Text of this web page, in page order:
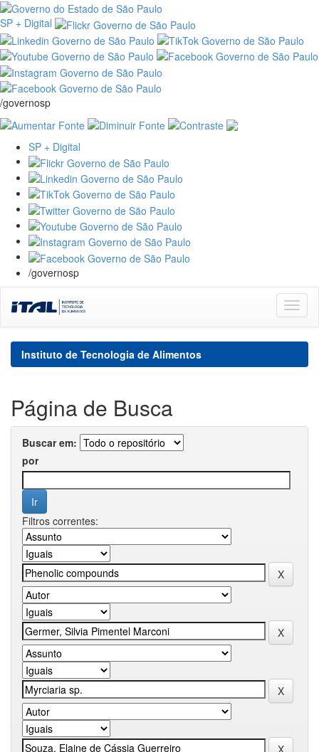
SP + Digital
/governosp
SP + Digital
/governosp
navigation
Instituto de Tecnologia de Alimentos
Página de Busca
Buscar em:
por
Filtros correntes: